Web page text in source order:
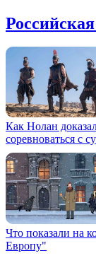
Российская
Как Нолан
соревноваться с
Что показали на
Европу"